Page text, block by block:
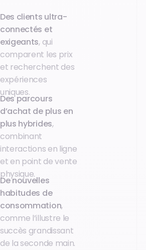
Des clients ultra-
connectés et
exigeants, qui
comparent les prix
et recherchent des
expériences
uniques.
Des parcours
d’achat de plus en
plus hybrides,
combinant
interactions en ligne
et en point de vente
physique.
De nouvelles
habitudes de
consommation,
comme l’illustre le
succès grandissant
de la seconde main.